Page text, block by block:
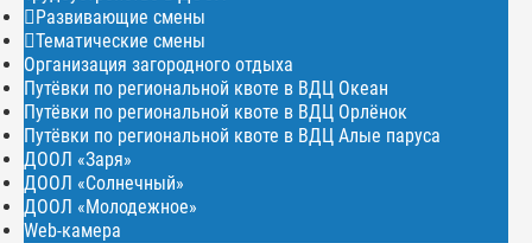
Развивающие смены
Тематические смены
Организация загородного отдыха
Путёвки по региональной квоте в ВДЦ Океан
Путёвки по региональной квоте в ВДЦ Орлёнок
Путёвки по региональной квоте в ВДЦ Алые паруса
ДООЛ «Заря»
ДООЛ «Солнечный»
ДООЛ «Молодежное»
Web-камера